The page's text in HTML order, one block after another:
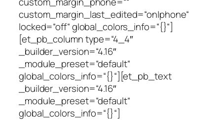
custom_margin_last_edited=“on|phone“
locked=“off“ global_colors_info=“{}“]
[et_pb_column type=“4_4″
_builder_version=“4.16″
_module_preset=“default“
global_colors_info=“{}“][et_pb_text
_builder_version=“4.16″
_module_preset=“default“
global_colors_info=“{}“]